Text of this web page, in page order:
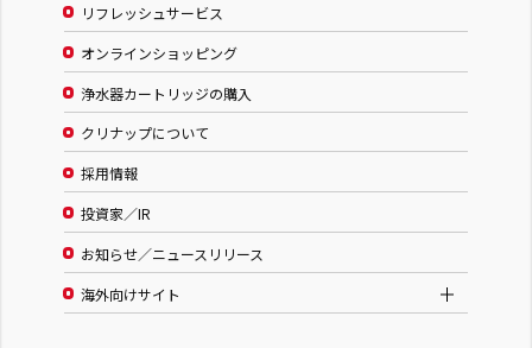
リフレッシュサービス
オンラインショッピング
浄水器カートリッジの購入
クリナップについて
採用情報
投資家／IR
お知らせ／ニュースリリース
海外向けサイト